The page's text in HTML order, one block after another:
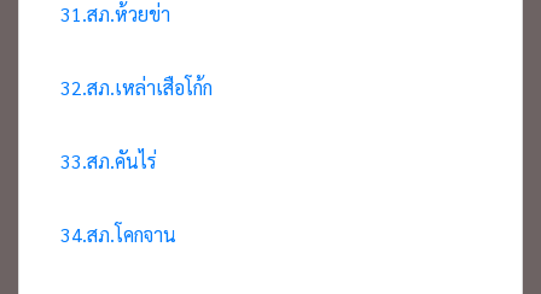
31.สภ.ห้วยข่า
32.สภ.เหล่าเสือโก้ก
33.สภ.คันไร่
34.สภ.โคกจาน